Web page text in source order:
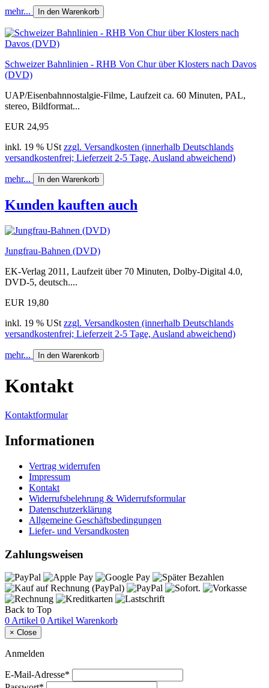
mehr... In den Warenkorb
Schweizer Bahnlinien - RHB Von Chur über Klosters nach Davos
(DVD)
UAP/Eisenbahnnostalgie-Filme, Laufzeit ca. 60 Minuten, PAL,
stereo, Bildformat...
EUR 24,95
inkl. 19 % USt zzgl. Versandkosten (innerhalb Deutschlands
versandkostenfrei; Lieferzeit 2-5 Tage, Ausland abweichend)
mehr... In den Warenkorb
Kunden kauften auch
Jungfrau-Bahnen (DVD)
EK-Verlag 2011, Laufzeit über 70 Minuten, Dolby-Digital 4.0,
DVD-5, deutsch....
EUR 19,80
inkl. 19 % USt zzgl. Versandkosten (innerhalb Deutschlands
versandkostenfrei; Lieferzeit 2-5 Tage, Ausland abweichend)
mehr... In den Warenkorb
Kontakt
Kontaktformular
Informationen
Vertrag widerrufen
Impressum
Kontakt
Widerrufsbelehrung & Widerrufsformular
Datenschutzerklärung
Allgemeine Geschäftsbedingungen
Liefer- und Versandkosten
Zahlungsweisen
Back to Top
0 Artikel 0 Artikel Warenkorb
× Close
Anmelden
E-Mail-Adresse*